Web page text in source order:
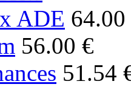
ADE 64.00
56.00 €
51.54